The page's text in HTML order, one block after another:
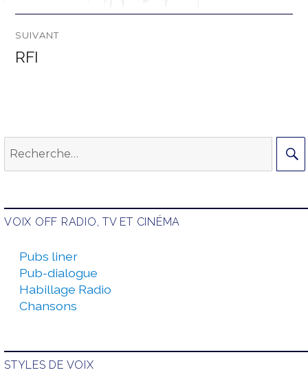
l’article
SUIVANT
Publication
RFI
pour :
VOIX OFF RADIO, TV ET CINÉMA
Pubs liner
Pub-dialogue
Habillage Radio
Chansons
STYLES DE VOIX